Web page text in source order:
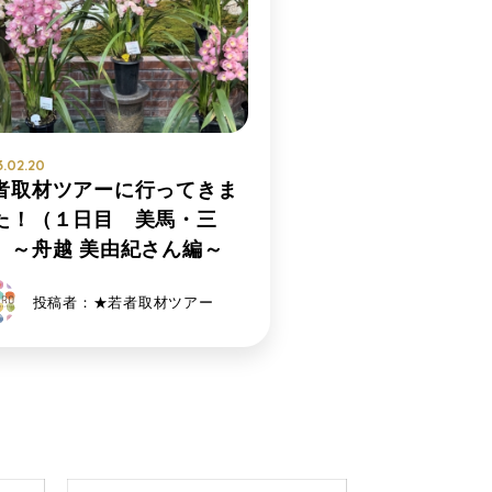
取材ツアーに行ってきま
！（１日目 美馬・三
～舟越 美由紀さん編～
投稿者：★若者取材ツアー